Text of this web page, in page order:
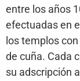
entre los años
efectuadas en
los templos
de cuña. Cada
su adscripción